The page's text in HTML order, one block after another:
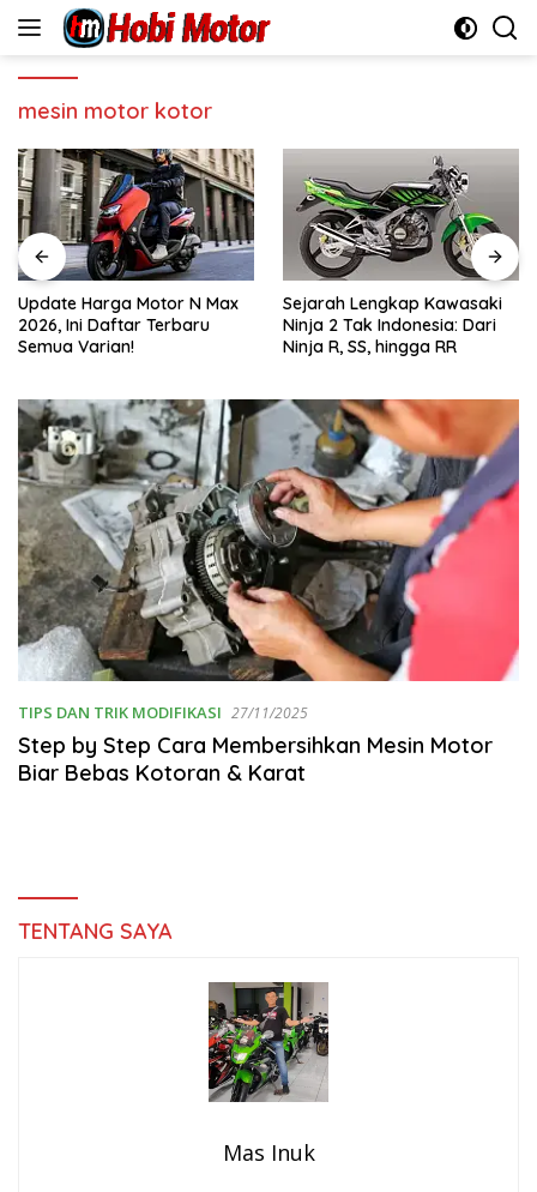
mesin motor kotor
Update Harga Motor N Max
2026, Ini Daftar Terbaru
Semua Varian!
Sejarah Lengkap Kawasaki
Ninja 2 Tak Indonesia: Dari
Ninja R, SS, hingga RR
TIPS DAN TRIK MODIFIKASI 27/11/2025
Step by Step Cara Membersihkan Mesin Motor
Biar Bebas Kotoran & Karat
TENTANG SAYA
Mas Inuk